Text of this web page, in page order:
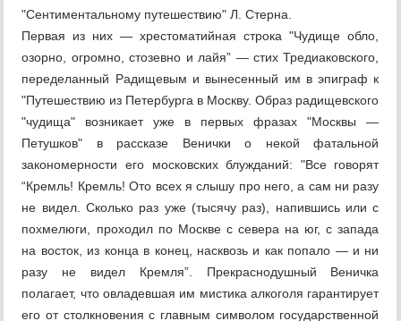
"Сентиментальному путешествию" Л. Стерна.
Первая из них — хрестоматийная строка "Чудище обло,
озорно, огромно, стозевно и лайя” — стих Тредиаковского,
переделанный Радищевым и вынесенный им в эпиграф к
"Путешествию из Петербурга в Москву. Образ радищевского
"чудища" возникает уже в первых фразах "Москвы —
Петушков" в рассказе Венички о некой фатальной
закономерности его московских блужданий: "Все говорят
“Кремль! Кремль! Ото всех я слышу про него, а сам ни разу
не видел. Сколько раз уже (тысячу раз), напившись или с
похмелюги, проходил по Москве с севера на юг, с запада
на восток, из конца в конец, насквозь и как попало — и ни
разу не видел Кремля”. Прекраснодушный Веничка
полагает, что овладевшая им мистика алкоголя гарантирует
его от столкновения с главным символом государственной